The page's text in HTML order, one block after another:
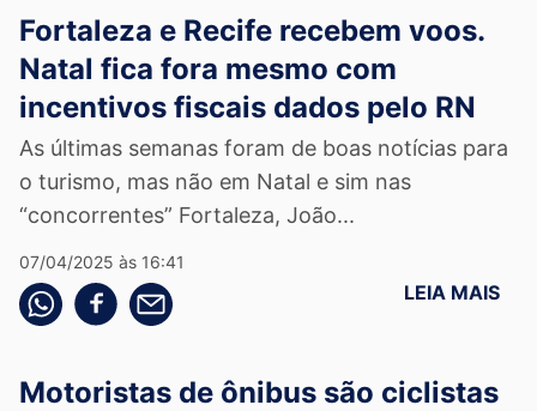
Fortaleza e Recife recebem voos.
Natal fica fora mesmo com
incentivos fiscais dados pelo RN
As últimas semanas foram de boas notícias para
o turismo, mas não em Natal e sim nas
“concorrentes” Fortaleza, João...
07/04/2025 às 16:41
Compartilhe pelo whatsapp
Compartilhar no facebook
Compartilhe pelo email LEIA MAIS
Motoristas de ônibus são ciclistas